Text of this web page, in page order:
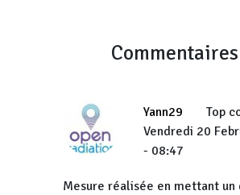
Yann29
Top
Vendredi 20
- 08:47
Mesure réalisée en mettant